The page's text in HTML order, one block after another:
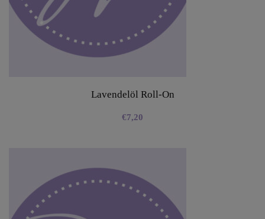
Lavendelöl Roll-On
€7,20